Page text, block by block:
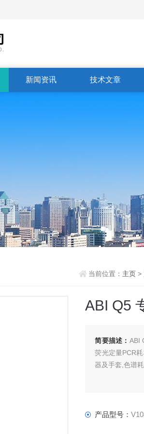
新闻资讯 技术文章
当前位置： 主页 >
ABI Q5
简要描述： ABI
荧光定量PCR
器及手套,色谱
产品型号：